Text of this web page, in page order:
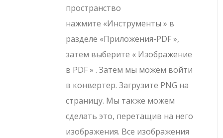
пространство
нажмите «Инструменты » в
разделе «Приложения-PDF »,
затем выберите « Изображение
в PDF » . Затем мы можем войти
в конвертер. Загрузите PNG на
страницу. Мы также можем
сделать это, перетащив на него
изображения. Все изображения